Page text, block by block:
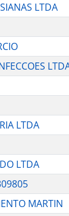
LTDA
LTDA
LTDA
MARTIN